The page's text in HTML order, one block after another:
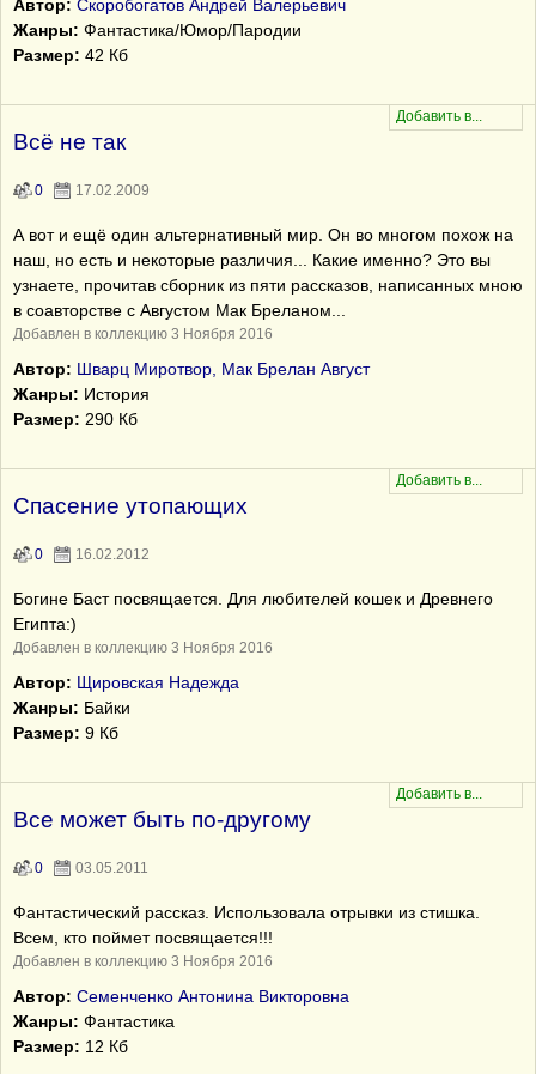
Автор: Скоробогатов Андрей Валерьевич
Жанры: Фантастика/Юмор/Пародии
Размер: 42 Кб
Всё не так
0 17.02.2009
А вот и ещё один альтернативный мир. Он во многом похож на
наш, но есть и некоторые различия... Какие именно? Это вы
узнаете, прочитав сборник из пяти рассказов, написанных мною
в соавторстве с Августом Мак Бреланом...
Добавлен в коллекцию 3 Ноября 2016
Автор: Шварц Миротвор, Мак Брелан Август
Жанры: История
Размер: 290 Кб
Спасение утопающих
0 16.02.2012
Богине Баст посвящается. Для любителей кошек и Древнего
Египта:)
Добавлен в коллекцию 3 Ноября 2016
Автор: Щировская Надежда
Жанры: Байки
Размер: 9 Кб
Все может быть по-другому
0 03.05.2011
Фантастический рассказ. Использовала отрывки из стишка.
Всем, кто поймет посвящается!!!
Добавлен в коллекцию 3 Ноября 2016
Автор: Семенченко Антонина Викторовна
Жанры: Фантастика
Размер: 12 Кб